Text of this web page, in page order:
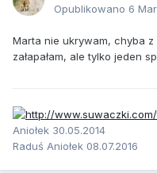
Opublikowano 6
Marta nie ukrywam, chyba
załapałam, ale tylko jeden
Aniołek 30.05.2014
Raduś Aniołek 08.07.2016